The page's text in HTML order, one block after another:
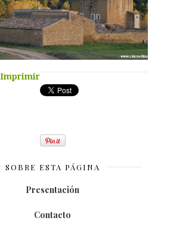
Imprimir
SOBRE ESTA PÁGINA
Presentación
Contacto